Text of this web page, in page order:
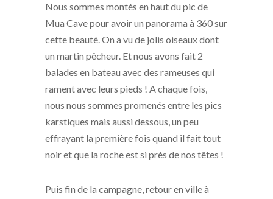
Nous sommes montés en haut du pic de
Mua Cave pour avoir un panorama à 360 sur
cette beauté. On a vu de jolis oiseaux dont
un martin pêcheur. Et nous avons fait 2
balades en bateau avec des rameuses qui
rament avec leurs pieds ! A chaque fois,
nous nous sommes promenés entre les pics
karstiques mais aussi dessous, un peu
effrayant la première fois quand il fait tout
noir et que la roche est si près de nos têtes !
Puis fin de la campagne, retour en ville à